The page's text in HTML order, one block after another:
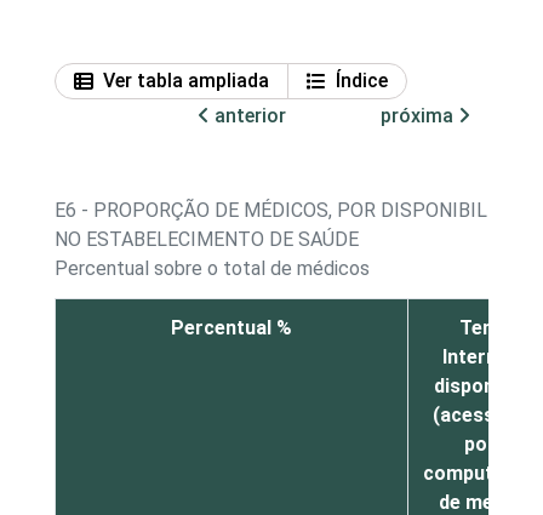
Ver tabla ampliada
Índice
anterior
próxima
E6 - PROPORÇÃO DE MÉDICOS, POR
NO ESTABELECIMENTO DE SAÚDE
Percentual sobre o total de médicos
Percentual %
Tem
Internet
disponível
(acessada
por
computador
de mesa,